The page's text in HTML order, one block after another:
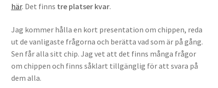
Kassa
Köpvillkor
Mina medverkan i media
Mitt konto
här. Det finns tre platser kvar.
Jag kommer hålla en kort presentation om chippen, reda
ut de vanligaste frågorna och berätta vad som är på gång.
Sen får alla sitt chip. Jag vet att det finns många frågor
om chippen och finns såklart tillgänglig för att svara på
dem alla.